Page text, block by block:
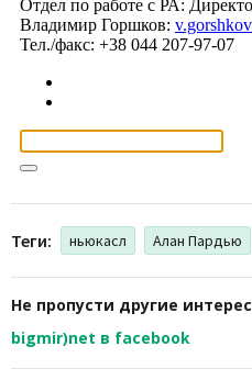
Теги: ньюкасл Алан Пардью
Не пропусти другие
bigmir)net в facebook